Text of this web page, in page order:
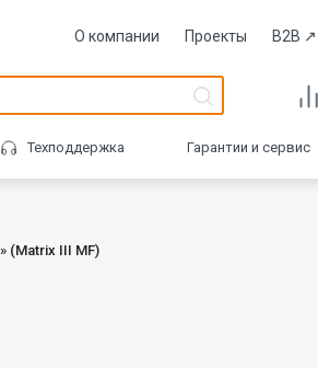
О компании Проекты B2B ↗
Техподдержка Гарантии и сервис
(Matrix III MF)